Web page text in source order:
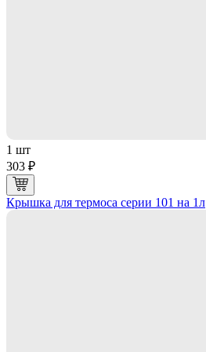
1 шт
303 ₽
Крышка для термоса серии 101 на 1л